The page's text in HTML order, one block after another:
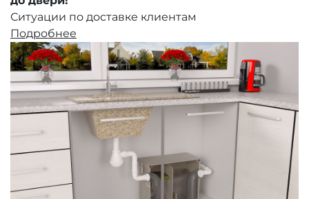
Ситуации по доставке клиентам
Подробнее